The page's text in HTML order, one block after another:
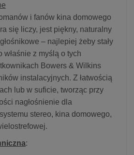
i fanów kina domowego
się liczy, jest piękny, naturalny
– najlepiej żeby stały
właśnie z myślą o tych
Bowers & Wilkins
instalacyjnych. Z łatwością
lub w suficie, tworząc przy
nagłośnienie dla
stereo, kina domowego,
: